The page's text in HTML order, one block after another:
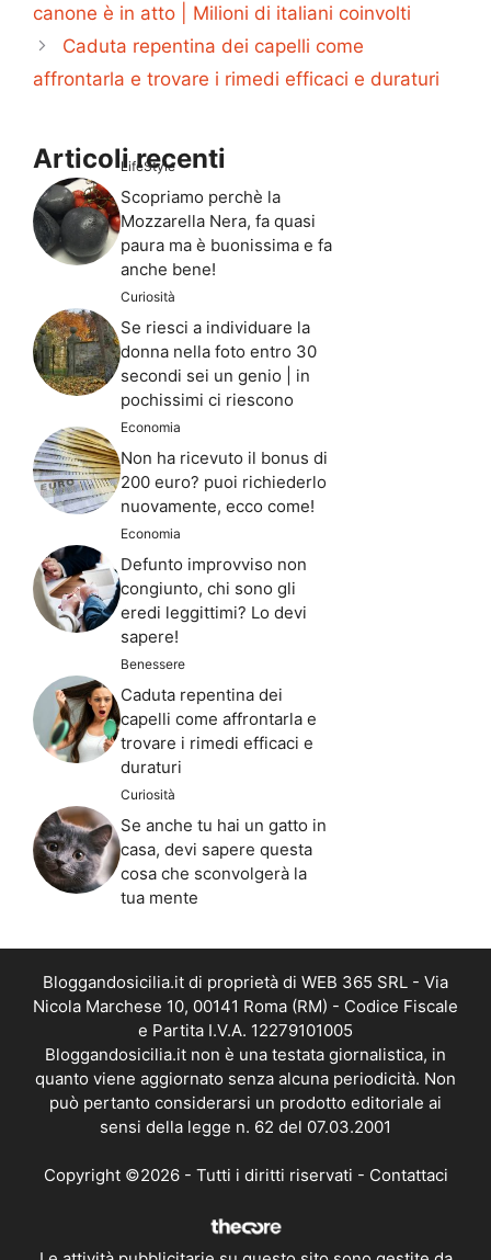
canone è in atto | Milioni di italiani coinvolti
Caduta repentina dei capelli come
affrontarla e trovare i rimedi efficaci e duraturi
Articoli recenti
LifeStyle
Scopriamo perchè la
Mozzarella Nera, fa quasi
paura ma è buonissima e fa
anche bene!
Curiosità
Se riesci a individuare la
donna nella foto entro 30
secondi sei un genio | in
pochissimi ci riescono
Economia
Non ha ricevuto il bonus di
200 euro? puoi richiederlo
nuovamente, ecco come!
Economia
Defunto improvviso non
congiunto, chi sono gli
eredi leggittimi? Lo devi
sapere!
Benessere
Caduta repentina dei
capelli come affrontarla e
trovare i rimedi efficaci e
duraturi
Curiosità
Se anche tu hai un gatto in
casa, devi sapere questa
cosa che sconvolgerà la
tua mente
Bloggandosicilia.it di proprietà di WEB 365 SRL - Via
Nicola Marchese 10, 00141 Roma (RM) - Codice Fiscale
e Partita I.V.A. 12279101005
Bloggandosicilia.it non è una testata giornalistica, in
quanto viene aggiornato senza alcuna periodicità. Non
può pertanto considerarsi un prodotto editoriale ai
sensi della legge n. 62 del 07.03.2001
Copyright ©2026 - Tutti i diritti riservati - Contattaci